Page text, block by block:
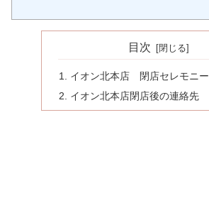
目次
イオン北本店 閉店セレモニー
イオン北本店閉店後の連絡先